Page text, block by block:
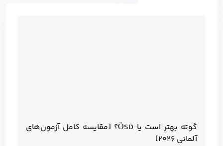
گوته بهتر است یا ÖSD؟ [مقایسه کامل آزمون‌های
آلمانی ۲۰۲۶]